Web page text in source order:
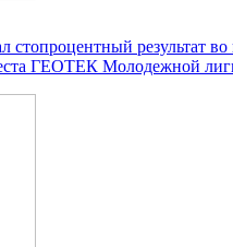
стопроцентный результат
ГЕОТЕК Молодежной